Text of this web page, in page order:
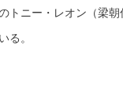
トニー・レオン（梁
る。